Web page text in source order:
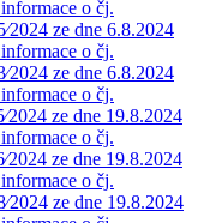
o čj.
ze dne 6.8.2024
o čj.
ze dne 6.8.2024
o čj.
ze dne 19.8.2024
o čj.
ze dne 19.8.2024
o čj.
ze dne 19.8.2024